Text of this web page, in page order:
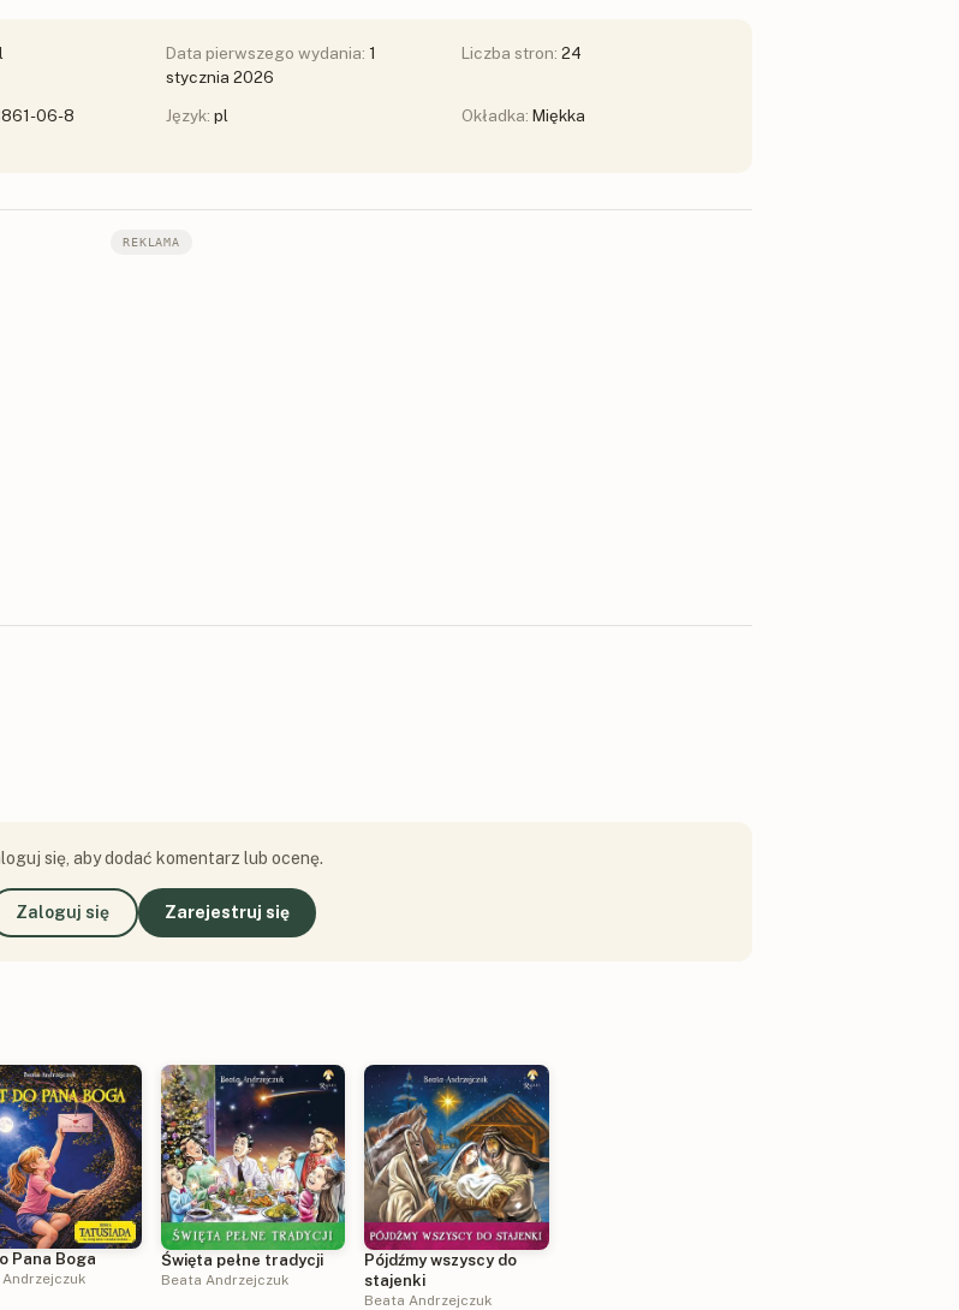
Data pierwszego wydania: 1
stycznia 2026
Liczba stron: 24
06-8 Język: pl Okładka: Miękka
REKLAMA
się, aby dodać komentarz lub ocenę.
Zaloguj się Zarejestruj się
Pana Boga Święta pełne tradycji
Beata Andrzejczuk
Pójdźmy wszyscy do
stajenki
Beata Andrzejczuk